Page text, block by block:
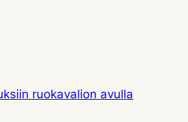
ruokavalion avulla